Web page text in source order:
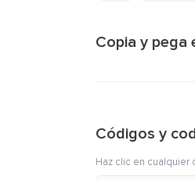
Copia y pega
Códigos y
Haz clic en